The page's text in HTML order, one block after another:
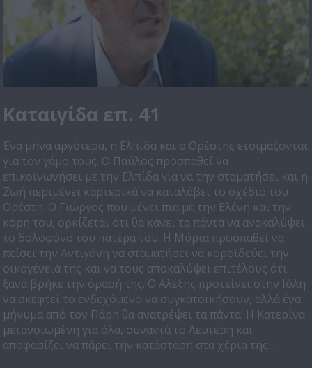
Kαταιγίδα επ. 41
Ένα μήνα αργότερα, η Ελπίδα και ο Ορέστης ετοιμάζονται
για τον γάμο τους. Ο Παύλος προσπαθεί να
επικοινωνήσει με την Ελπίδα για να την σταματήσει και η
Ζωή περιμένει καρτερικά να καταλάβει το σχέδιο του
Ορέστη. Ο Γιώργος που μένει πια με την Ελένη και την
κόρη του, ορκίζεται ότι θα κάνει τα πάντα να ανακαλύψει
το δολοφόνο του πατέρα του. Η Μύρια προσπαθεί να
πείσει την Αντιγόνη να σταματήσει να κοροϊδεύει την
οικογένειά της και να τους αποκαλύψει επιτέλους ότι
ξανά βρήκε την όρασή της. Ο Αλέξης προτείνει στην Ιόλη
να σκεφτεί το ενδεχόμενο να συγκατοικήσουν, αλλά ένα
μήνυμα από τον Πάρη θα ανατρέψει τα πάντα. Η Κατερίνα
μετανοιωμένη για όλα, συναντά το Λευτέρη και
αποφασίζει να πάρει την κατάσταση στα χέρια της…